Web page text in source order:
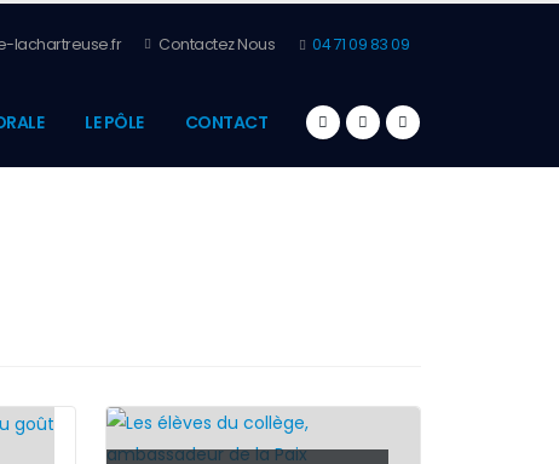
lachartreuse.fr Contactez Nous 04 71 09 83 09
LE PÔLE CONTACT